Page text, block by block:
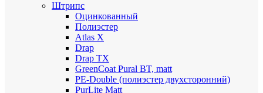
Штрипс
Оцинкованный
Полиэстер
Atlas X
Drap
Drap TX
GreenCoat Pural BT, matt
PE-Double (полиэстер двухсторонний)
PurLite Мatt